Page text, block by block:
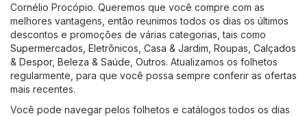
Cornélio Procópio. Queremos que você compre com as
melhores vantagens, então reunimos todos os dias os últimos
descontos e promoções de várias categorias, tais como
Supermercados Eletrônicos Casa & Jardim Roupas, Calçados
& Despor, Beleza & Saúde Outros. Atualizamos os folhetos
regularmente, para que você possa sempre conferir as ofertas
mais recentes.
Você pode navegar pelos folhetos e catálogos todos os dias